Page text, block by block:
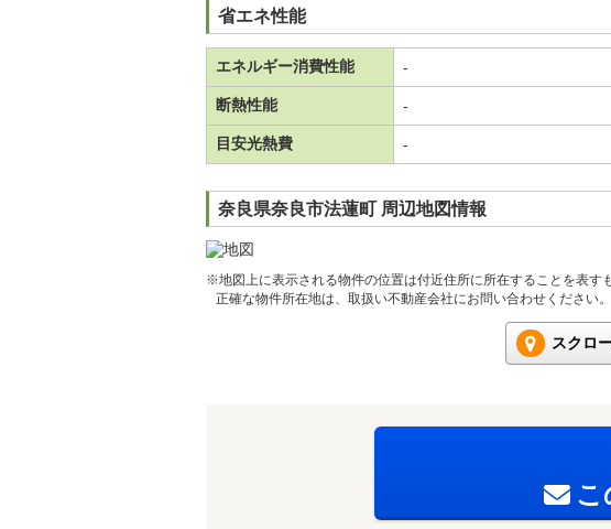
省エネ性能
エネルギー消費性能 -
断熱性能 -
目安光熱費 -
奈良県奈良市法蓮町 周辺地図情報
※地図上に表示される物件の位置は付近住所に所在することを表す
正確な物件所在地は、取扱い不動産会社にお問い合わせください。
スクロ
こ